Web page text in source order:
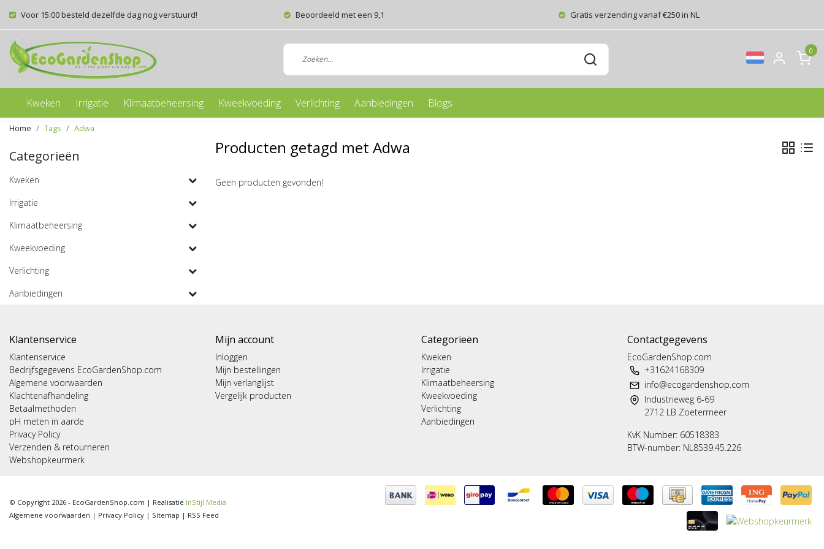
Voor 15:00 besteld dezelfde dag nog verstuurd! Beoordeeld met een 9,1 Gratis verzending vanaf €250 in NL
0
Kweken Irrigatie Klimaatbeheersing Kweekvoeding Verlichting Aanbiedingen Blogs
Home Tags Adwa
Categorieën
Kweken
Irrigatie
Klimaatbeheersing
Kweekvoeding
Verlichting
Aanbiedingen
Producten getagd met Adwa
Geen producten gevonden!
Klantenservice
Klantenservice
Bedrijfsgegevens EcoGardenShop.com
Algemene voorwaarden
Klachtenafhandeling
Betaalmethoden
pH meten in aarde
Privacy Policy
Verzenden & retourneren
Webshopkeurmerk
Mijn account
Inloggen
Mijn bestellingen
Mijn verlanglijst
Vergelijk producten
Categorieën
Kweken
Irrigatie
Klimaatbeheersing
Kweekvoeding
Verlichting
Aanbiedingen
Contactgegevens
EcoGardenShop.com
+31624168309
info@ecogardenshop.com
Industrieweg 6-69
2712 LB Zoetermeer
KvK Number: 60518383
BTW-number: NL8539.45.226
© Copyright 2026 - EcoGardenShop.com | Realisatie InStijl Media
Algemene voorwaarden | Privacy Policy | Sitemap | RSS Feed